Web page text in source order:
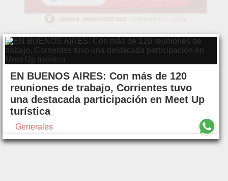
EN BUENOS AIRES: Con más de 120
reuniones de trabajo, Corrientes tuvo
una destacada participación en Meet Up
turística
Generales